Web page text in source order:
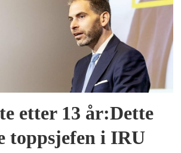
etter 13 år:Dette
toppsjefen i IRU